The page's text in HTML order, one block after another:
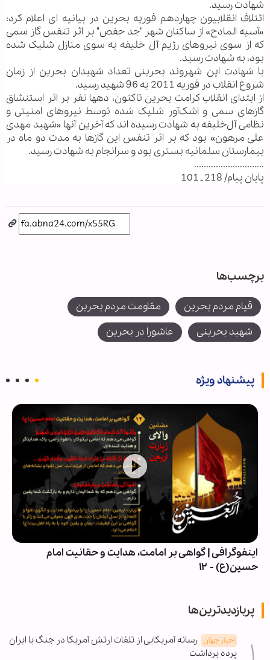
شهادت رسید.
ائتلاف انقلابیون چهاردهم فوریه بحرین در بیانیه ای اعلام کرد:
«آسیه المادح» از ساکنان شهر "جد حفص" بر اثر تنفس گاز سمی
که از سوی نیروهای رژیم آل خلیفه به سوی منازل شلیک شده
بود، به شهادت رسید.
با شهادت این شهروند بحرینی تعداد شهیدان بحرین از زمان
شروع انقلاب در فوریه 2011 به 96 شهید رسید.
از ابتدای انقلاب کرامت بحرین تاکنون، دهها نفر بر اثر استنشاق
گازهای سمی و اشک‌آور شلیک شده توسط نیروهای امنیتی و
نظامی آل‌خلیفه به شهادت رسیده اند که آخرین آنها «شهید مهدی
علی مرهون» بود که بر اثر تنفس این گازها به مدت دو ماه در
بیمارستان سلمانیه بستری بود و سرانجام به شهادت رسید.
.............................
پایان پیام/ 218 ـ 101
برچسب‌ها
قیام مردم بحرین
مقاومت مردم بحرین
شهید بحرینی
عاشورا در بحرین
پیشنهاد ویژه
اینفوگرافی | گواهی بر امامت، هدایت و حقانیت امام
حسین(ع) - ۱۲
پربازدیدترین‌ها
اخبار جهان رسانه آمریکایی از تلفات ارتش آمریکا در جنگ با ایران
پرده برداشت